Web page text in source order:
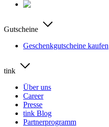
Gutscheine
Geschenkgutscheine kaufen
tink
Über uns
Career
Presse
tink Blog
Partnerprogramm